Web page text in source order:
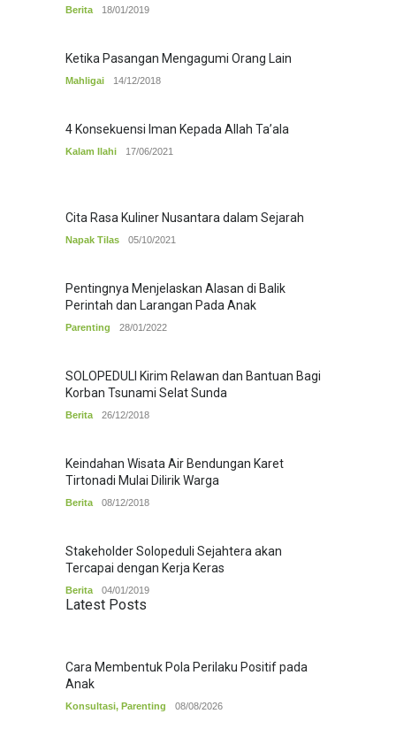
Berita 18/01/2019
Ketika Pasangan Mengagumi Orang Lain
Mahligai 14/12/2018
4 Konsekuensi Iman Kepada Allah Ta’ala
Kalam Ilahi 17/06/2021
Cita Rasa Kuliner Nusantara dalam Sejarah
Napak Tilas 05/10/2021
Pentingnya Menjelaskan Alasan di Balik
Perintah dan Larangan Pada Anak
Parenting 28/01/2022
SOLOPEDULI Kirim Relawan dan Bantuan Bagi
Korban Tsunami Selat Sunda
Berita 26/12/2018
Keindahan Wisata Air Bendungan Karet
Tirtonadi Mulai Dilirik Warga
Berita 08/12/2018
Stakeholder Solopeduli Sejahtera akan
Tercapai dengan Kerja Keras
Berita 04/01/2019
Latest Posts
Cara Membentuk Pola Perilaku Positif pada
Anak
Konsultasi, Parenting 08/08/2026